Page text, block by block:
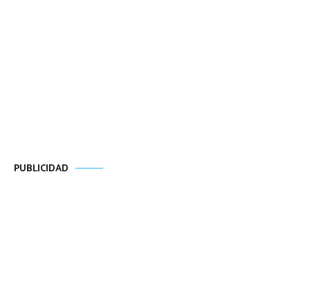
PUBLICIDAD